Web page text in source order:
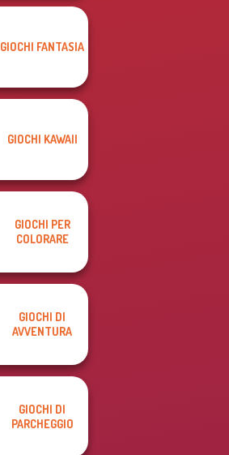
GIOCHI FANTASIA
GIOCHI KAWAII
GIOCHI PER
COLORARE
GIOCHI DI
AVVENTURA
GIOCHI DI
PARCHEGGIO